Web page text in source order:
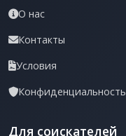
О нас
Контакты
Условия
Конфиденциальность
Для соискателей